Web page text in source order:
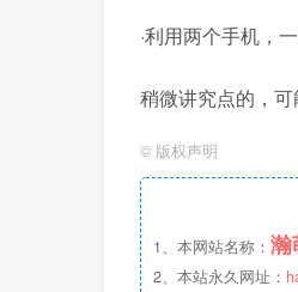
·利用两个手机，
稍微讲究点的，
© 版权声明
1、本网站名称： 瀚
2、本站永久网址：